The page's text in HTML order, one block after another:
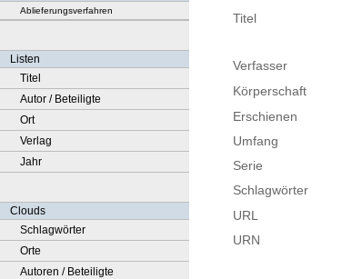
Ablieferungsverfahren
Listen
Titel
Autor / Beteiligte
Ort
Verlag
Jahr
Clouds
Schlagwörter
Orte
Autoren / Beteiligte
Titel
Verfasser
Körperschaft
Erschienen
Umfang
Serie
Schlagwörter
URL
URN